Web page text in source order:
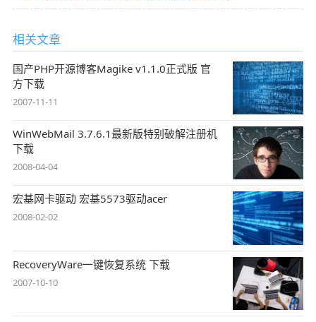
相关文章
国产PHP开源博客Magike v1.1.0正式版 官
方下载
2007-11-11
WinWebMail 3.7.6.1最新版特别破解注册机
下载
2008-04-04
宏基网卡驱动 宏基5573驱动acer
2008-02-02
RecoveryWare一键恢复系统 下载
2007-10-10